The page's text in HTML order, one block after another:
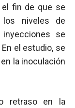
fin de que se
los niveles de
se
el estudio, se
la inoculación
retraso en la